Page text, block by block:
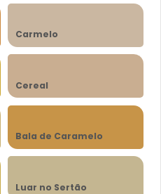
Carmelo
Cereal
Bala de Caramelo
Luar no Sertão